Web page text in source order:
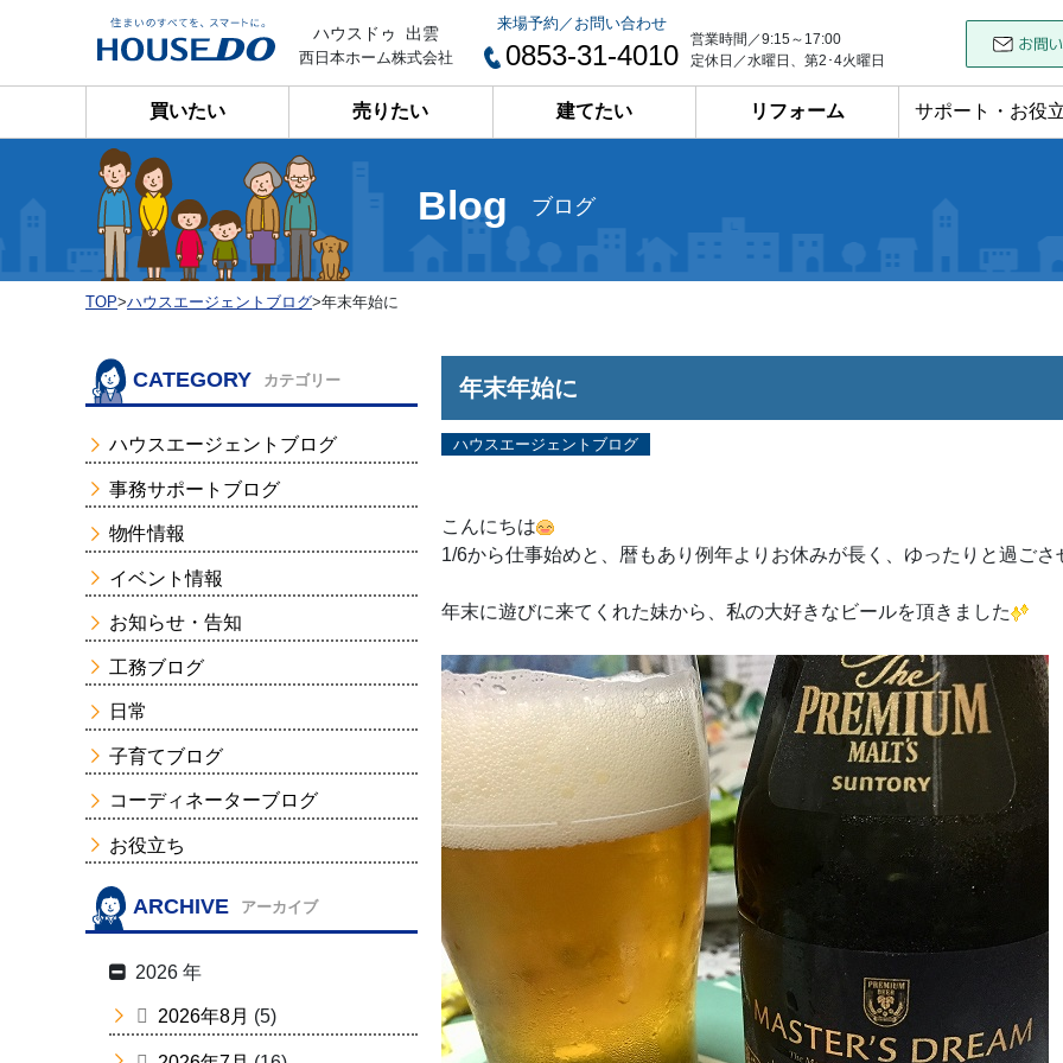
ハウスドゥ 出雲
西日本ホーム株式会社
来場予約／お問い合わせ
0853-31-4010
営業時間／9:15～17:00
定休日／水曜日、第2･4火曜日
買いたい 売りたい 建てたい リフォーム サポート・お役
Blog ブログ
TOP>ハウスエージェントブログ>年末年始に
年末年始に
ハウスエージェントブログ
こんにちは
1/6から仕事始めと、暦もあり例年よりお休みが長く、ゆったりと過ごさ
年末に遊びに来てくれた妹から、私の大好きなビールを頂きました
CATEGORY カテゴリー
ハウスエージェントブログ
事務サポートブログ
物件情報
イベント情報
お知らせ・告知
工務ブログ
日常
子育てブログ
コーディネーターブログ
お役立ち
ARCHIVE アーカイブ
2026 年
2026年8月 (5)